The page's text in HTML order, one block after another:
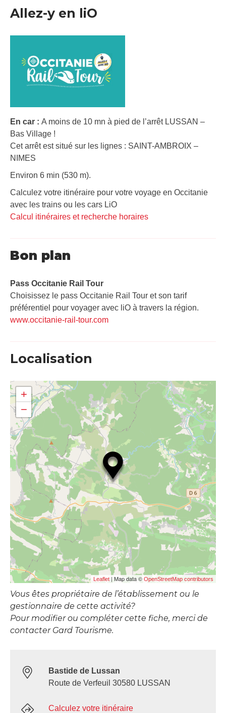
Allez-y en liO
En car : A moins de 10 mn à pied de l’arrêt LUSSAN –
Bas Village !
Cet arrêt est situé sur les lignes : SAINT-AMBROIX –
NIMES
Environ 6 min (530 m).
Calculez votre itinéraire pour votre voyage en Occitanie
avec les trains ou les cars LiO
Calcul itinéraires et recherche horaires
Bon plan
Pass Occitanie Rail Tour​
Choisissez le pass Occitanie Rail Tour et son tarif
préférentiel pour voyager avec liO à travers la région.
www.occitanie-rail-tour.com
Localisation
+
−
Leaflet | Map data © OpenStreetMap contributors
Vous êtes propriétaire de l’établissement ou le
gestionnaire de cette activité?
Pour modifier ou compléter cette fiche, merci de
contacter Gard Tourisme.
Bastide de Lussan
Route de Verfeuil 30580 LUSSAN
Calculez votre itinéraire